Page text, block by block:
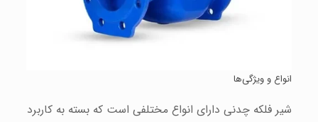
انواع و ویژگی‌ها
شیر فلکه چدنی دارای انواع مختلفی است که بسته به کاربرد